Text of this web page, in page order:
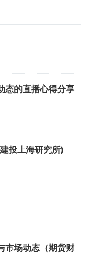
态的直播心得分享
投上海研究所)
市场动态（期货财